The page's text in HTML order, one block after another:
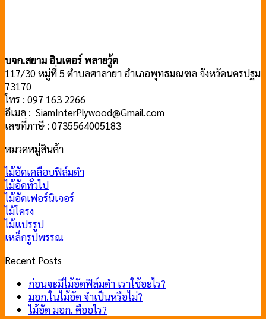
บจก.สยาม อินเตอร์ พลายวู้ด
117/30 หมู่ที่ 5 ตำบลศาลายา อำเภอพุทธมณฑล จังหวัดนครปฐม
73170
โทร : 097 163 2266
อีเมล : SiamInterPlywood@Gmail.com
เลขที่ภาษี : 0735564005183
หมวดหมู่สินค้า
ไม้อัดเคลือบฟิล์มดำ
ไม้อัดทั่วไป
ไม้อัดเฟอร์นิเจอร์
ไม้โครง
ไม้แปรรูป
เหล็กรูปพรรณ
Recent Posts
ก่อนจะมีไม้อัดฟิล์มดำ เราใช้อะไร?
มอก.ในไม้อัด จำเป็นหรือไม่?
ไม้อัด มอก. คืออไร?